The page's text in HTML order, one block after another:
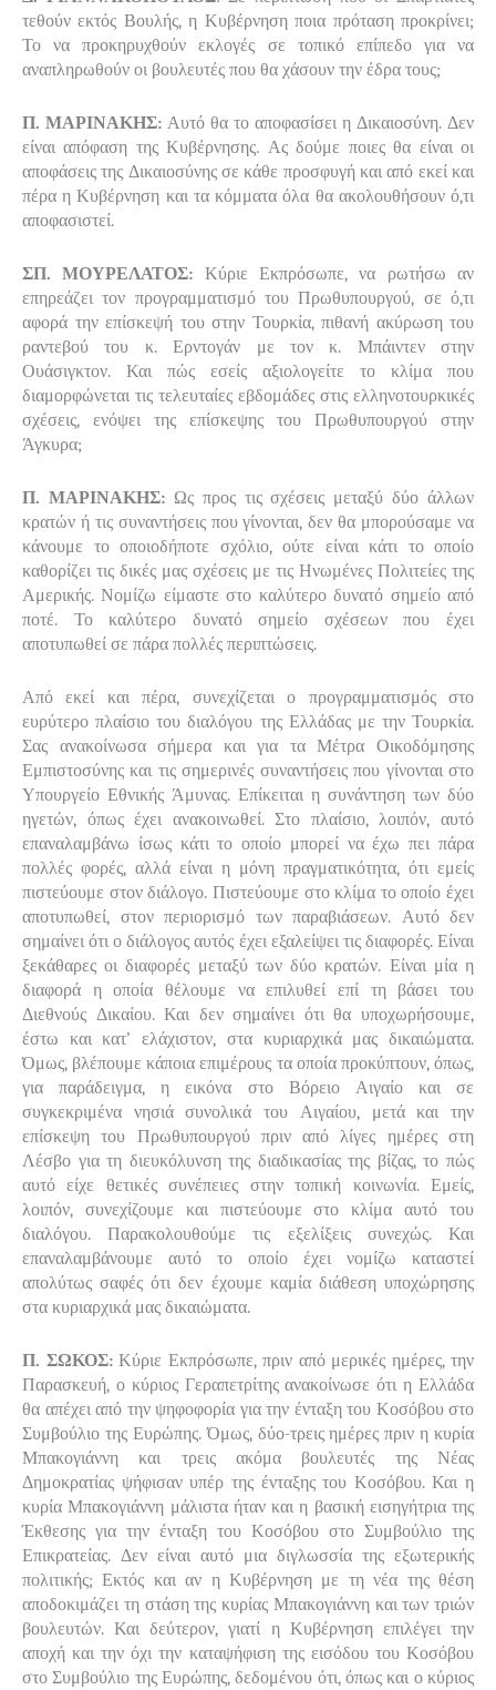
τεθούν εκτός Βουλής, η Κυβέρνηση ποια πρόταση προκρίνει;
Το να προκηρυχθούν εκλογές σε τοπικό επίπεδο για να
αναπληρωθούν οι βουλευτές που θα χάσουν την έδρα τους;
Π. ΜΑΡΙΝΑΚΗΣ: Αυτό θα το αποφασίσει η Δικαιοσύνη. Δεν
είναι απόφαση της Κυβέρνησης. Ας δούμε ποιες θα είναι οι
αποφάσεις της Δικαιοσύνης σε κάθε προσφυγή και από εκεί και
πέρα η Κυβέρνηση και τα κόμματα όλα θα ακολουθήσουν ό,τι
αποφασιστεί.
ΣΠ. ΜΟΥΡΕΛΑΤΟΣ: Κύριε Εκπρόσωπε, να ρωτήσω αν
επηρεάζει τον προγραμματισμό του Πρωθυπουργού, σε ό,τι
αφορά την επίσκεψή του στην Τουρκία, πιθανή ακύρωση του
ραντεβού του κ. Ερντογάν με τον κ. Μπάιντεν στην
Ουάσιγκτον. Και πώς εσείς αξιολογείτε το κλίμα που
διαμορφώνεται τις τελευταίες εβδομάδες στις ελληνοτουρκικές
σχέσεις, ενόψει της επίσκεψης του Πρωθυπουργού στην
Άγκυρα;
Π. ΜΑΡΙΝΑΚΗΣ: Ως προς τις σχέσεις μεταξύ δύο άλλων
κρατών ή τις συναντήσεις που γίνονται, δεν θα μπορούσαμε να
κάνουμε το οποιοδήποτε σχόλιο, ούτε είναι κάτι το οποίο
καθορίζει τις δικές μας σχέσεις με τις Ηνωμένες Πολιτείες της
Αμερικής. Νομίζω είμαστε στο καλύτερο δυνατό σημείο από
ποτέ. Το καλύτερο δυνατό σημείο σχέσεων που έχει
αποτυπωθεί σε πάρα πολλές περιπτώσεις.
Από εκεί και πέρα, συνεχίζεται ο προγραμματισμός στο
ευρύτερο πλαίσιο του διαλόγου της Ελλάδας με την Τουρκία.
Σας ανακοίνωσα σήμερα και για τα Μέτρα Οικοδόμησης
Εμπιστοσύνης και τις σημερινές συναντήσεις που γίνονται στο
Υπουργείο Εθνικής Άμυνας. Επίκειται η συνάντηση των δύο
ηγετών, όπως έχει ανακοινωθεί. Στο πλαίσιο, λοιπόν, αυτό
επαναλαμβάνω ίσως κάτι το οποίο μπορεί να έχω πει πάρα
πολλές φορές, αλλά είναι η μόνη πραγματικότητα, ότι εμείς
πιστεύουμε στον διάλογο. Πιστεύουμε στο κλίμα το οποίο έχει
αποτυπωθεί, στον περιορισμό των παραβιάσεων. Αυτό δεν
σημαίνει ότι ο διάλογος αυτός έχει εξαλείψει τις διαφορές. Είναι
ξεκάθαρες οι διαφορές μεταξύ των δύο κρατών. Είναι μία η
διαφορά η οποία θέλουμε να επιλυθεί επί τη βάσει του
Διεθνούς Δικαίου. Και δεν σημαίνει ότι θα υποχωρήσουμε,
έστω και κατ’ ελάχιστον, στα κυριαρχικά μας δικαιώματα.
Όμως, βλέπουμε κάποια επιμέρους τα οποία προκύπτουν, όπως,
για παράδειγμα, η εικόνα στο Βόρειο Αιγαίο και σε
συγκεκριμένα νησιά συνολικά του Αιγαίου, μετά και την
επίσκεψη του Πρωθυπουργού πριν από λίγες ημέρες στη
Λέσβο για τη διευκόλυνση της διαδικασίας της βίζας, το πώς
αυτό είχε θετικές συνέπειες στην τοπική κοινωνία. Εμείς,
λοιπόν, συνεχίζουμε και πιστεύουμε στο κλίμα αυτό του
διαλόγου. Παρακολουθούμε τις εξελίξεις συνεχώς. Και
επαναλαμβάνουμε αυτό το οποίο έχει νομίζω καταστεί
απολύτως σαφές ότι δεν έχουμε καμία διάθεση υποχώρησης
στα κυριαρχικά μας δικαιώματα.
Π. ΣΩΚΟΣ: Κύριε Εκπρόσωπε, πριν από μερικές ημέρες, την
Παρασκευή, ο κύριος Γεραπετρίτης ανακοίνωσε ότι η Ελλάδα
θα απέχει από την ψηφοφορία για την ένταξη του Κοσόβου στο
Συμβούλιο της Ευρώπης. Όμως, δύο-τρεις ημέρες πριν η κυρία
Μπακογιάννη και τρεις ακόμα βουλευτές της Νέας
Δημοκρατίας ψήφισαν υπέρ της ένταξης του Κοσόβου. Και η
κυρία Μπακογιάννη μάλιστα ήταν και η βασική εισηγήτρια της
Έκθεσης για την ένταξη του Κοσόβου στο Συμβούλιο της
Επικρατείας. Δεν είναι αυτό μια διγλωσσία της εξωτερικής
πολιτικής; Εκτός και αν η Κυβέρνηση με τη νέα της θέση
αποδοκιμάζει τη στάση της κυρίας Μπακογιάννη και των τριών
βουλευτών. Και δεύτερον, γιατί η Κυβέρνηση επιλέγει την
αποχή και την όχι την καταψήφιση της εισόδου του Κοσόβου
στο Συμβούλιο της Ευρώπης, δεδομένου ότι, όπως και ο κύριος